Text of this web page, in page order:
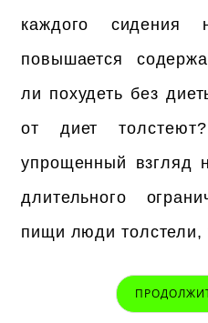
каждого
повышается
ли похудеть без
от диет
упрощенный
длительного
пищи люди толстели,